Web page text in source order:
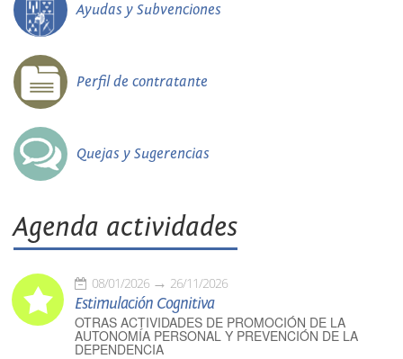
Ayudas y Subvenciones
Perfil de contratante
Quejas y Sugerencias
Agenda actividades
08/01/2026 26/11/2026
Estimulación Cognitiva
OTRAS ACTIVIDADES DE PROMOCIÓN DE LA
AUTONOMÍA PERSONAL Y PREVENCIÓN DE LA
DEPENDENCIA